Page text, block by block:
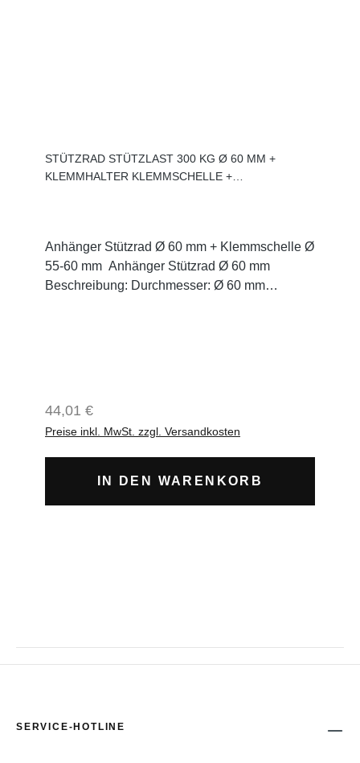
STÜTZRAD STÜTZLAST 300 KG Ø 60 MM +
KLEMMHALTER KLEMMSCHELLE +
Anhänger Stützrad Ø 60 mm + Klemmschelle Ø
55-60 mm Anhänger Stützrad Ø 60 mm
Beschreibung: Durchmesser: Ø 60 mm
U10,54x Muttern
Regulärer Preis:
44,01 €
Preise inkl. MwSt. zzgl. Versandkosten
IN DEN WARENKORB
SERVICE-HOTLINE